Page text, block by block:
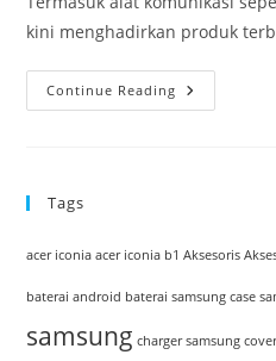
kini menghadirkan produk
Continue Reading Daftar
Harga
Tags
acer iconia acer iconia b1 Aksesoris
baterai android baterai samsung case
samsung charger samsung